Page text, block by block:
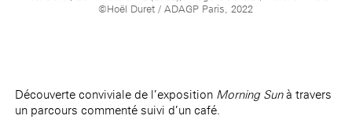
©Hoël Duret / ADAGP Paris, 2022
Découverte conviviale de l’exposition Morning Sunà travers
un parcours commenté suivi d’un café.